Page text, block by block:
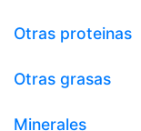
Otras proteinas
Otras grasas
Minerales